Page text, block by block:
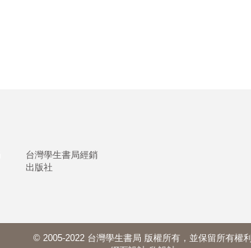
台灣學生書局經銷
出版社
© 2005-2022 台灣學生書局 版權所有，並保留所有權利